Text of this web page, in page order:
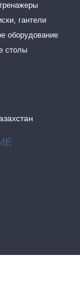
гантели
оборудование
столы